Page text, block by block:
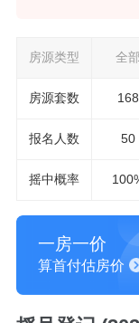
房源类型 全部
房源套数 168
报名 人数 50
摇中概率
一房一价
算首付估房价